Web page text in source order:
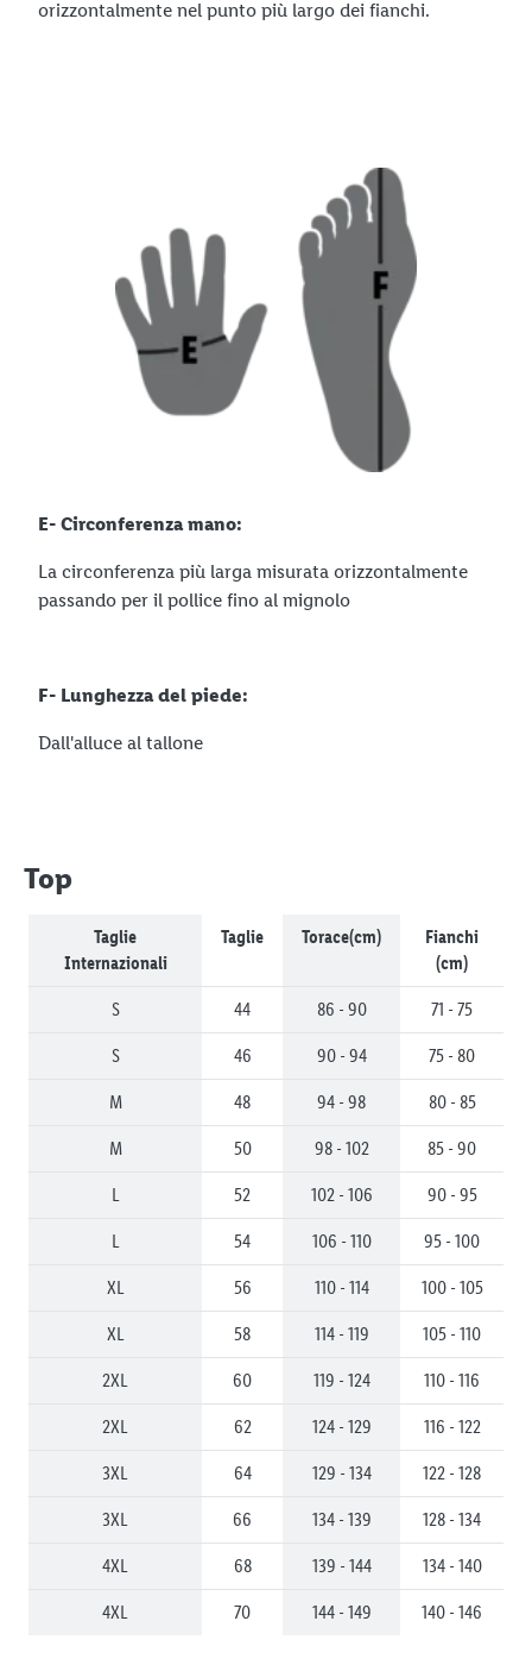
orizzontalmente nel punto più largo dei fianchi.
E- Circonferenza mano:
La circonferenza più larga misurata orizzontalmente
passando per il pollice fino al mignolo
F- Lunghezza del piede:
Dall'alluce al tallone
Top
Taglie
Internazionali
Taglie Torace(cm)
Fianchi
(cm)
S 44 86 - 90 71 - 75
S 46 90 - 94 75 - 80
M 48 94 - 98 80 - 85
M 50 98 - 102 85 - 90
L 52 102 - 106 90 - 95
L 54 106 - 110 95 - 100
XL 56 110 - 114 100 - 105
XL 58 114 - 119 105 - 110
2XL 60 119 - 124 110 - 116
2XL 62 124 - 129 116 - 122
3XL 64 129 - 134 122 - 128
3XL 66 134 - 139 128 - 134
4XL 68 139 - 144 134 - 140
4XL 70 144 - 149 140 - 146